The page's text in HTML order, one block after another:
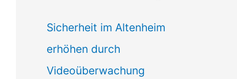
Sicherheit im Altenheim
erhöhen durch
Videoüberwachung